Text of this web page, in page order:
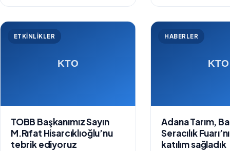
programına bugün hep birlikte
katılmanın…
ETKINLIKLER
TOBB Başkanımız Sayın
M.Rıfat Hisarcıklıoğlu’nu
tebrik ediyoruz
HABERLER
Adana Tarım,
Seracılık
katılım sağladık